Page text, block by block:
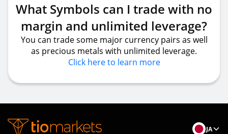
What Symbols can I trade with no
margin and unlimited leverage?
You can trade some major currency pairs as well
as precious metals with unlimited leverage.
Click here to learn more
JA